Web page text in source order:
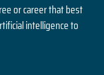
or career that best
intelligence to